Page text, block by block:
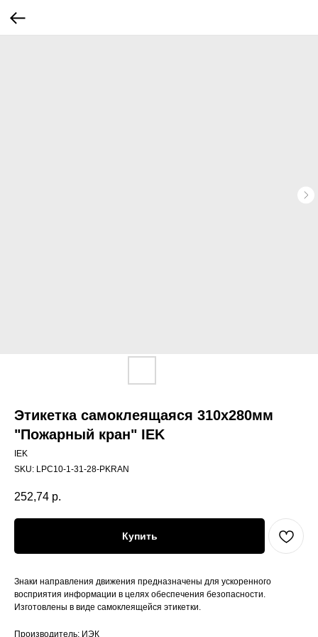
Этикетка самоклеящаяся 310х280мм
"Пожарный кран" IEK
IEK
SKU: LPC10-1-31-28-PKRAN
252,74 р.
Купить
Знаки направления движения предназначены для ускоренного
восприятия информации в целях обеспечения безопасности.
Изготовлены в виде самоклеящейся этикетки.
Производитель: ИЭК